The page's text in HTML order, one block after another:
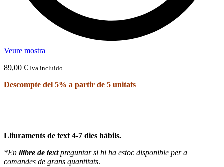
Veure mostra
89,00 € Iva incluido
Descompte del 5% a partir de 5 unitats
Lliuraments de text 4-7 dies hàbils.
*En llibre de textpreguntar si hi ha estoc disponible per a
comandes de grans quantitats.